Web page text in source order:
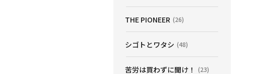
THE PIONEER (26)
シゴトとワタシ (48)
苦労は買わずに聞け！ (23)